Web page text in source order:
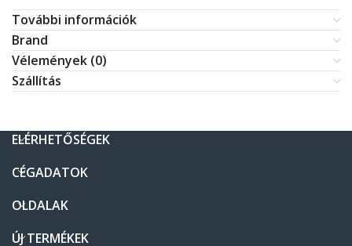
További információk
Brand
Vélemények (0)
Szállítás
ELÉRHETŐSÉGEK
CÉGADATOK
OLDALAK
ÚJ TERMÉKEK